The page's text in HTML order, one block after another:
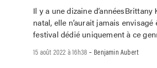
Il y a une dizaine
natal, elle n’aurait jamais
festival dédié uniquement à ce
15 août 2022 à 16h38 - Benjamin Aubert